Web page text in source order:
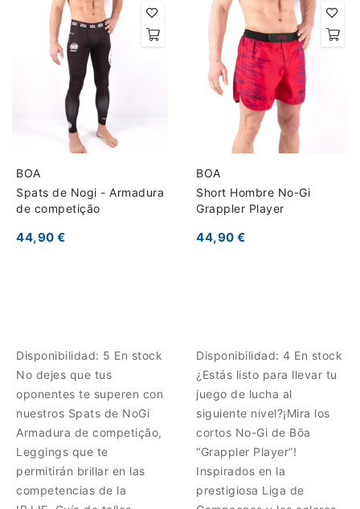
BOA
Spats de Nogi - Armadura
de competição
44,90 €
Disponibilidad: 5 En stock
No dejes que tus
oponentes te superen con
nuestros Spats de NoGi
Armadura de competição,
Leggings que te
permitirán brillar en las
competencias de la
BOA
Short Hombre No-Gi
Grappler Player
44,90 €
Disponibilidad: 4 En stock
¿Estás listo para llevar tu
juego de lucha al
siguiente nivel?¡Mira los
cortos No-Gi de Bōa
“Grappler Player”!
Inspirados en la
prestigiosa Liga de